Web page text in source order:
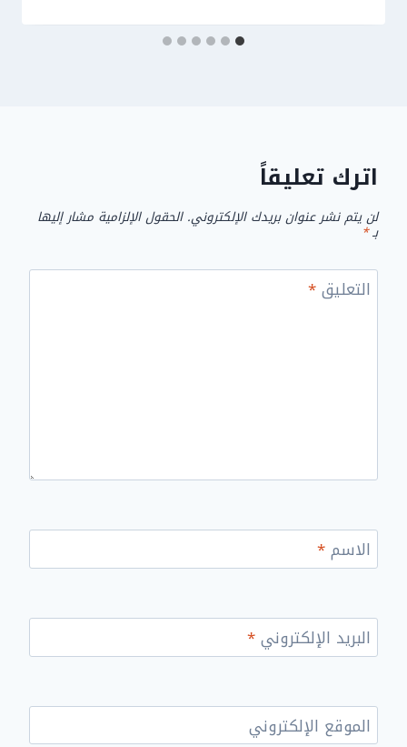
اترك تعليقاً
لن يتم نشر عنوان بريدك الإلكتروني. الحقول الإلزامية مشار إليها
بـ*
التعليق*
الاسم*
البريد الإلكتروني*
الموقع الإلكتروني